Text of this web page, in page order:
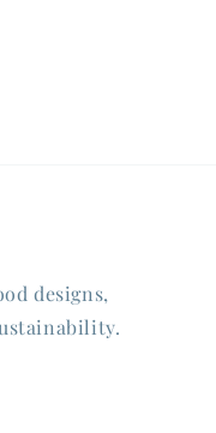
designs,